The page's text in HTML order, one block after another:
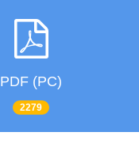
PDF (PC)
2279